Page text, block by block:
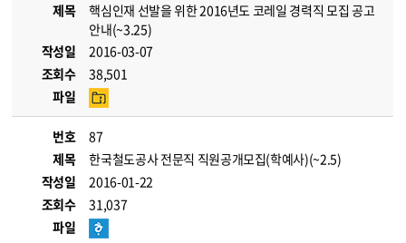
제목
핵심인재 선발을 위한 2016년도 코레일 경력직 모집 공고
안내(~3.25)
작성일
2016-03-07
조회수
38,501
파일
번호
87
제목
한국철도공사 전문직 직원공개모집(학예사)(~2.5)
작성일
2016-01-22
조회수
31,037
파일